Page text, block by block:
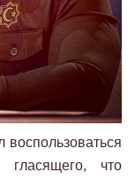
гласящего, что